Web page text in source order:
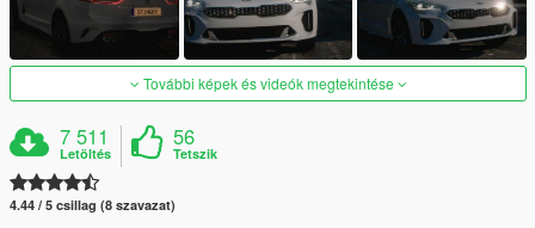
További képek és videók megtekintése
7 511
Letöltés
56
Tetszik
4.44 / 5 csillag (8 szavazat)